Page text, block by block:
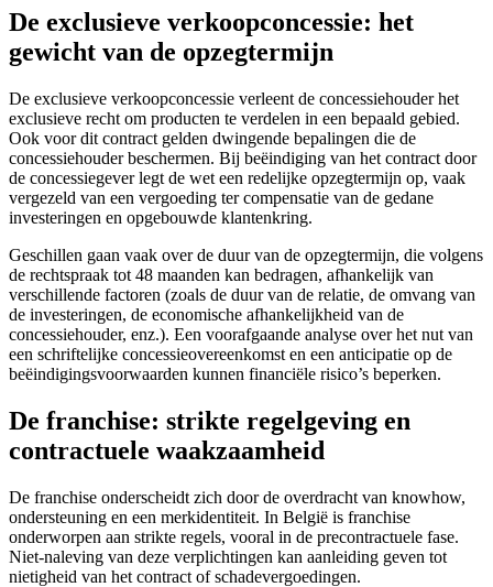
De exclusieve verkoopconcessie: het
gewicht van de opzegtermijn
De exclusieve verkoopconcessie verleent de concessiehouder het
exclusieve recht om producten te verdelen in een bepaald gebied.
Ook voor dit contract gelden dwingende bepalingen die de
concessiehouder beschermen. Bij beëindiging van het contract door
de concessiegever legt de wet een redelijke opzegtermijn op, vaak
vergezeld van een vergoeding ter compensatie van de gedane
investeringen en opgebouwde klantenkring.
Geschillen gaan vaak over de duur van de opzegtermijn, die volgens
de rechtspraak tot 48 maanden kan bedragen, afhankelijk van
verschillende factoren (zoals de duur van de relatie, de omvang van
de investeringen, de economische afhankelijkheid van de
concessiehouder, enz.). Een voorafgaande analyse over het nut van
een schriftelijke concessieovereenkomst en een anticipatie op de
beëindigingsvoorwaarden kunnen financiële risico’s beperken.
De franchise: strikte regelgeving en
contractuele waakzaamheid
De franchise onderscheidt zich door de overdracht van knowhow,
ondersteuning en een merkidentiteit. In België is franchise
onderworpen aan strikte regels, vooral in de precontractuele fase.
Niet-naleving van deze verplichtingen kan aanleiding geven tot
nietigheid van het contract of schadevergoedingen.